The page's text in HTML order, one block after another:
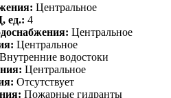
Центральное
ед.: 4
Центральное
Центральное
Внутренние водостоки
Центральное
Отсутствует
Пожарные гидранты